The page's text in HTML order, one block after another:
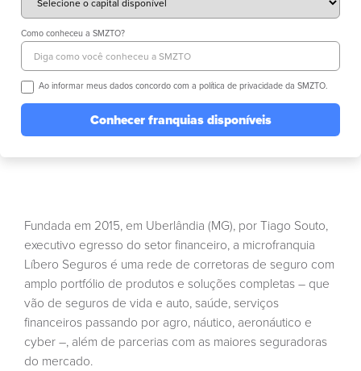
Como conheceu a SMZTO?
Ao informar meus dados concordo com a política de privacidade da SMZTO.
Conhecer franquias disponíveis
Fundada em 2015, em Uberlândia (MG), por Tiago Souto,
executivo egresso do setor financeiro, a microfranquia
Líbero Seguros é uma rede de corretoras de seguro com
amplo portfólio de produtos e soluções completas – que
vão de seguros de vida e auto, saúde, serviços
financeiros passando por agro, náutico, aeronáutico e
cyber –, além de parcerias com as maiores seguradoras
do mercado.